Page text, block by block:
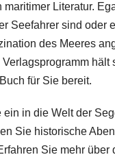
maritimer Literatur.
Seefahrer sind oder
des Meeres
hält
für Sie bereit.
ein in die Welt der
Sie historische
Sie mehr über